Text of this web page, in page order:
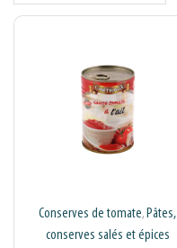
Conserves de tomate, Pâtes,
conserves salés et épices